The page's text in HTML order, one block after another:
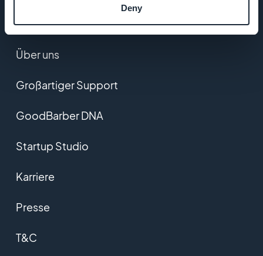
Deny
Über uns
Großartiger Support
GoodBarber DNA
Startup Studio
Karriere
Presse
T&C